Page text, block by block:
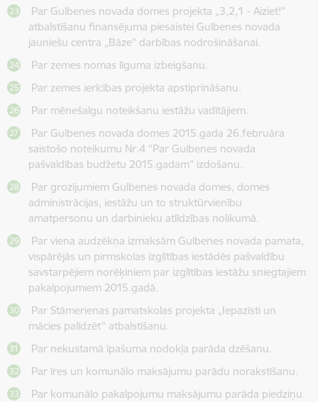
Par Gulbenes novada domes projekta „3,2,1 - Aiziet!”
atbalstīšanu finansējuma piesaistei Gulbenes novada
jauniešu centra „Bāze” darbības nodrošināšanai.
Par zemes nomas līguma izbeigšanu.
Par zemes ierīcības projekta apstiprināšanu.
Par mēnešalgu noteikšanu iestāžu vadītājiem.
Par Gulbenes novada domes 2015.gada 26.februāra
saistošo noteikumu Nr.4 “Par Gulbenes novada
pašvaldības budžetu 2015.gadam” izdošanu.
Par grozījumiem Gulbenes novada domes, domes
administrācijas, iestāžu un to struktūrvienību
amatpersonu un darbinieku atlīdzības nolikumā.
Par viena audzēkņa izmaksām Gulbenes novada pamata,
vispārējās un pirmskolas izglītības iestādēs pašvaldību
savstarpējiem norēķiniem par izglītības iestāžu sniegtajiem
pakalpojumiem 2015.gadā.
Par Stāmerienas pamatskolas projekta „Iepazīsti un
mācies palīdzēt” atbalstīšanu.
Par nekustamā īpašuma nodokļa parāda dzēšanu.
Par īres un komunālo maksājumu parādu norakstīšanu.
Par komunālo pakalpojumu maksājumu parāda piedziņu.